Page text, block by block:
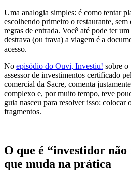
Uma analogia simples: é como tentar
escolhendo primeiro o restaurante,
regras de entrada. Você até pode ter
destrava (ou trava) a viagem é a
acesso.
No episódio do Ouvi, Investiu! sobre o
assessor de investimentos certificado
comercial da Sacre, comenta
complexo e, por muito tempo, teve
guia nasceu para resolver isso: colocar
fragmentos.
O que é “investidor não
que muda na prática